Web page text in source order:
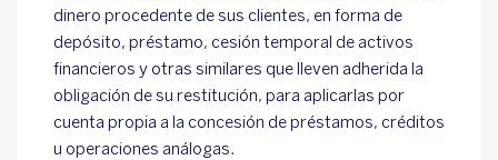
dinero procedente de sus clientes, en forma de
depósito, préstamo, cesión temporal de activos
financieros y otras similares que lleven adherida la
obligación de su restitución, para aplicarlas por
cuenta propia a la concesión de préstamos, créditos
u operaciones análogas.